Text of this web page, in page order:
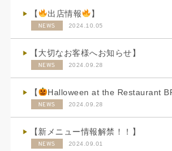
【 出店情報 】
NEWS 2024.10.05
【大切なお客様へお知らせ】
NEWS 2024.09.28
【 Halloween at the Restaurant
NEWS 2024.09.28
【新メニュー情報解禁！！】
NEWS 2024.09.01